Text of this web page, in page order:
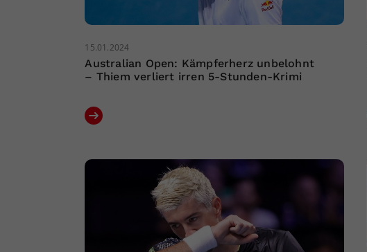
15.01.2024
Australian Open: Kämpferherz unbelohnt
– Thiem verliert irren 5-Stunden-Krimi